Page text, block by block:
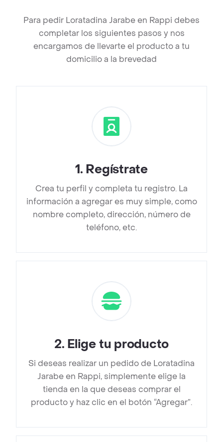
Para pedir Loratadina Jarabe en Rappi debes
completar los siguientes pasos y nos
encargamos de llevarte el producto a tu
domicilio a la brevedad
1. Regístrate
Crea tu perfil y completa tu registro. La
información a agregar es muy simple, como
nombre completo, dirección, número de
teléfono, etc.
2. Elige tu producto
Si deseas realizar un pedido de Loratadina
Jarabe en Rappi, simplemente elige la
tienda en la que deseas comprar el
producto y haz clic en el botón “Agregar”.